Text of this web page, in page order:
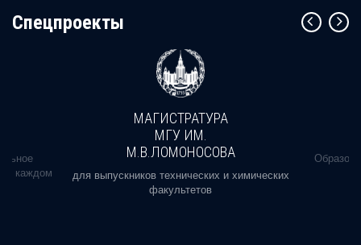
Cпецпроекты
в каждом
МАГИСТРАТУРА
МГУ ИМ.
М.В.ЛОМОНОСОВА
для выпускников технических и химических
факультетов